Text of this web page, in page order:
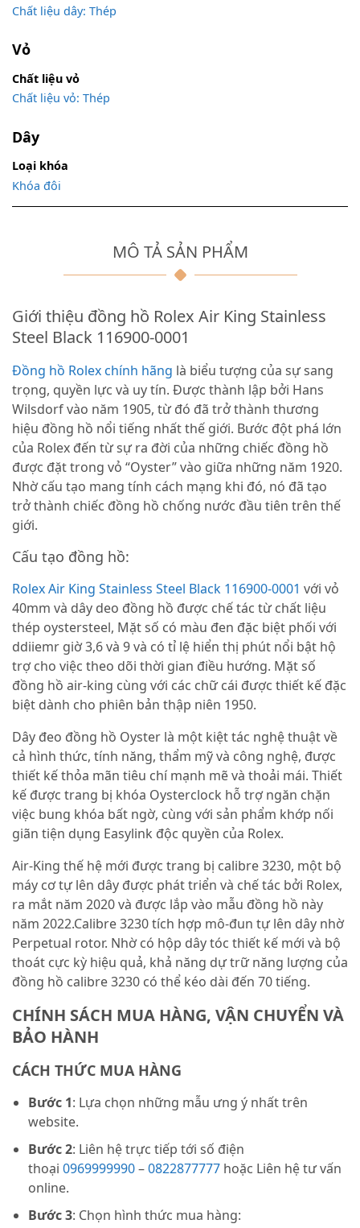
MÔ TẢ SẢN PHẨM
Giới thiệu đồng hồ Rolex Air King Stainless
Steel Black 116900-0001
Đồng hồ Rolex chính hãng là biểu tượng của sự sang
trọng, quyền lực và uy tín. Được thành lập bởi Hans
Wilsdorf vào năm 1905, từ đó đã trở thành thương
hiệu đồng hồ nổi tiếng nhất thế giới. Bước đột phá lớn
của Rolex đến từ sự ra đời của những chiếc đồng hồ
được đặt trong vỏ “Oyster” vào giữa những năm 1920.
Nhờ cấu tạo mang tính cách mạng khi đó, nó đã tạo
trở thành chiếc đồng hồ chống nước đầu tiên trên thế
giới.
Cấu tạo đồng hồ:
Rolex Air King Stainless Steel Black 116900-0001 với vỏ
40mm và dây deo đồng hồ được chế tác từ chất liệu
thép oystersteel, Mặt số có màu đen đặc biệt phối với
ddiiemr giờ 3,6 và 9 và có tỉ lệ hiển thị phút nổi bật hộ
trợ cho việc theo dõi thời gian điều hướng. Mặt số
đồng hồ air-king cùng với các chữ cái được thiết kế đặc
biệt dành cho phiên bản thập niên 1950.
Dây đeo đồng hồ Oyster là một kiệt tác nghệ thuật về
cả hình thức, tính năng, thẩm mỹ và công nghệ, được
thiết kế thỏa mãn tiêu chí mạnh mẽ và thoải mái. Thiết
kế được trang bị khóa Oysterclock hỗ trợ ngăn chặn
việc bung khóa bất ngờ, cùng với sản phẩm khớp nối
giãn tiện dụng Easylink độc quyền của Rolex.
Air-King thế hệ mới được trang bị calibre 3230, một bộ
máy cơ tự lên dây được phát triển và chế tác bởi Rolex,
ra mắt năm 2020 và được lắp vào mẫu đồng hồ này
năm 2022.Calibre 3230 tích hợp mô-đun tự lên dây nhờ
Perpetual rotor. Nhờ có hộp dây tóc thiết kế mới và bộ
thoát cực kỳ hiệu quả, khả năng dự trữ năng lượng của
đồng hồ calibre 3230 có thể kéo dài đến 70 tiếng.
CHÍNH SÁCH MUA HÀNG, VẬN CHUYỂN VÀ
BẢO HÀNH
CÁCH THỨC MUA HÀNG
Bước 1: Lựa chọn những mẫu ưng ý nhất trên
website.
Bước 2: Liên hệ trực tiếp tới số điện
thoại 0969999990–0822877777 hoặc Liên hệ tư vấn
online.
Bước 3: Chọn hình thức mua hàng:
Chất liệu dây: Thép
Vỏ
Chất liệu vỏ
Chất liệu vỏ: Thép
Dây
Loại khóa
Khóa đôi